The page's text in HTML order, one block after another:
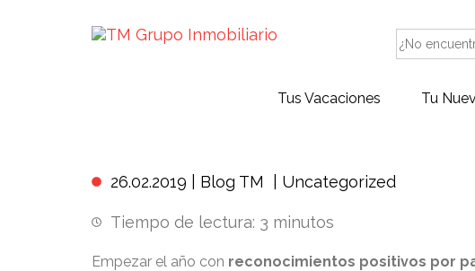
Tus Vacaciones Tu
26.02.2019 | Blog TM Uncategorized
Tiempo de lectura: 3 minutos
Empezar el año con reconocimientos positivos por